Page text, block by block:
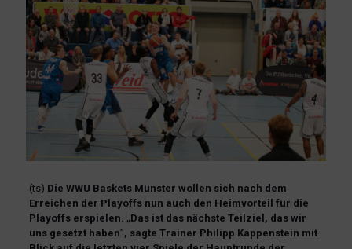
(ts) Die WWU Baskets Münster wollen sich nach dem
Erreichen der Playoffs nun auch den Heimvorteil für die
Playoffs erspielen. „Das ist das nächste Teilziel, das wir
uns gesetzt haben”, sagte Trainer Philipp Kappenstein mit